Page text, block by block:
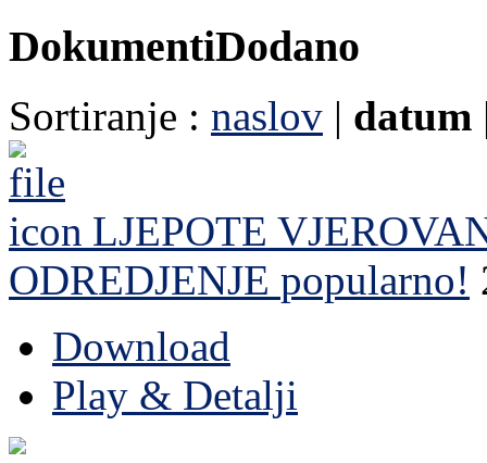
DokumentiDodano
Sortiranje : naslov | datum
LJEPOTE
ODREDJENJE popularno!
Download
Play & Detalji